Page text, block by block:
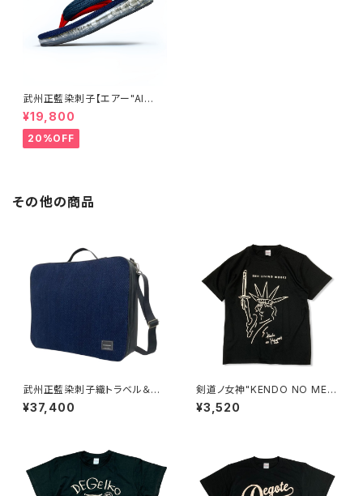
武州正藍染刺子【エアー"AI
R"雪駄】楽駄-laqda-02
¥19,800
20%OFF
その他の商品
武州正藍染刺子織トラベル＆ビ
ジネスバッグ
¥37,400
剣道ノ女神"KENDO NO MEG
AMI" T-SHIRTS
¥3,520